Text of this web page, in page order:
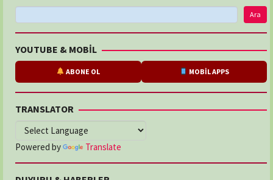
Ara
YOUTUBE & MOBİL
ABONE OL MOBİL APPS
TRANSLATOR
Powered by Translate